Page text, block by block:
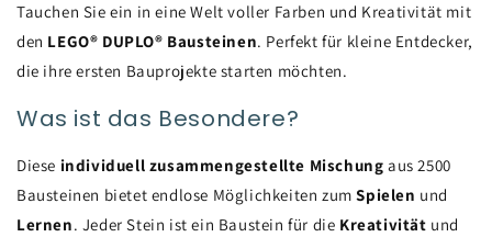
Tauchen Sie ein in eine Welt voller Farben und Kreativität mit
den LEGO® DUPLO® Bausteinen. Perfekt für kleine Entdecker,
die ihre ersten Bauprojekte starten möchten.
Was ist das Besondere?
Diese individuell zusammengestellte Mischung aus 2500
Bausteinen bietet endlose Möglichkeiten zumSpielen und
Lernen. Jeder Stein ist ein Baustein für die Kreativität und